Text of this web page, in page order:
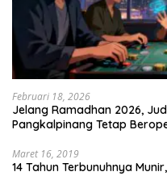
Februari 18, 2026
Jelang Ramadhan 2026,
Pangkalpinang Tetap
Maret 16, 2019
14 Tahun Terbunuhnya